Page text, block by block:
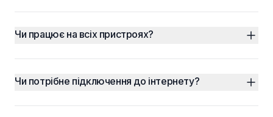
Чи працює на всіх пристроях?
Чи потрібне підключення до інтернету?